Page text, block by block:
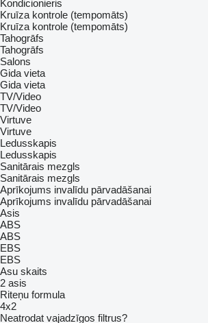
Kondicionieris
Kruīza kontrole (tempomāts)
Kruīza kontrole (tempomāts)
Tahogrāfs
Tahogrāfs
Salons
Gida vieta
Gida vieta
TV/Video
TV/Video
Virtuve
Virtuve
Ledusskapis
Ledusskapis
Sanitārais mezgls
Sanitārais mezgls
Aprīkojums invalīdu pārvadāšanai
Aprīkojums invalīdu pārvadāšanai
Asis
ABS
ABS
EBS
EBS
Asu skaits
2 asis
Riteņu formula
4x2
Neatrodat vajadzīgos filtrus?